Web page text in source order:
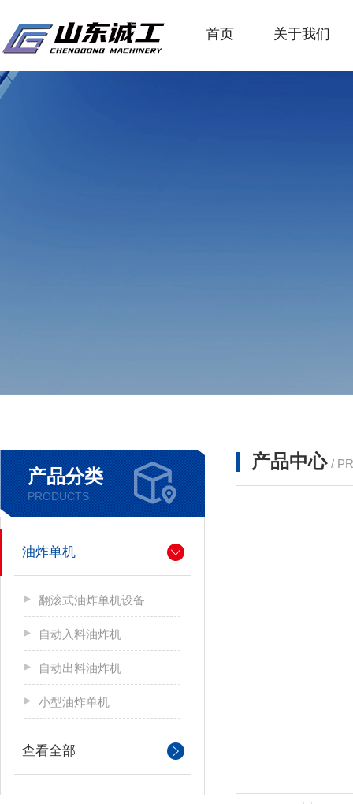
首页 关于我们
产品分类
PRODUCTS
油炸单机
翻滚式油炸单机设备
自动入料油炸机
自动出料油炸机
小型油炸单机
查看全部
产品中心 /